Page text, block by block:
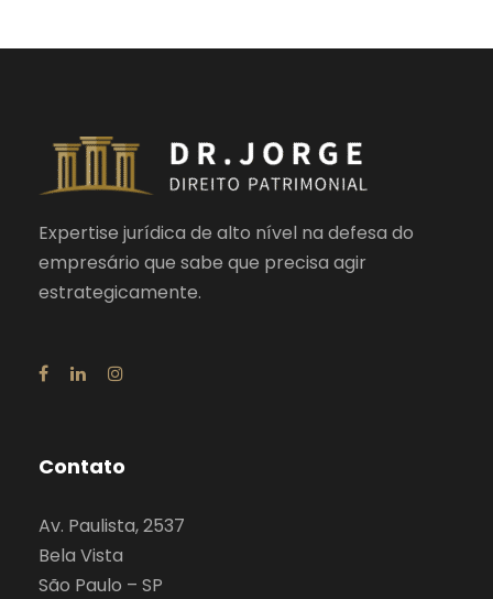
Expertise jurídica de alto nível na defesa do
empresário que sabe que precisa agir
estrategicamente.
Contato
Av. Paulista, 2537
Bela Vista
São Paulo – SP